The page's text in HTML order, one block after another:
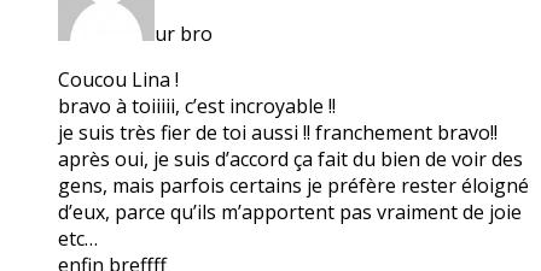
ur bro
Coucou Lina !
bravo à toiiiii, c’est incroyable !!
je suis très fier de toi aussi !! franchement bravo!!
après oui, je suis d’accord ça fait du bien de voir des
gens, mais parfois certains je préfère rester éloigné
d’eux, parce qu’ils m’apportent pas vraiment de joie
etc…
enfin breffff